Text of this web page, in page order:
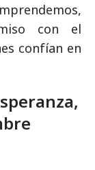
con el
confían en